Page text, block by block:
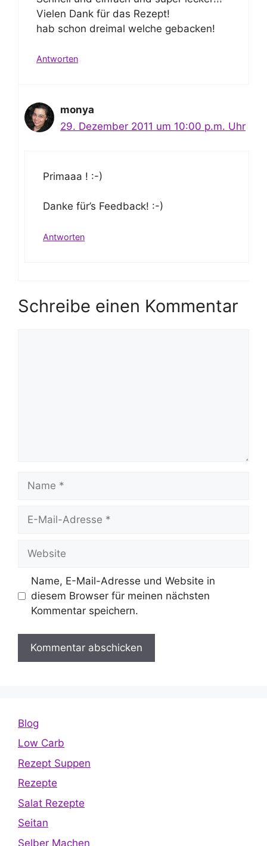
Vielen Dank für das Rezept!
hab schon dreimal welche gebacken!
Antworten
monya
29. Dezember 2011 um 10:00 p.m. Uhr
Primaaa ! :-)
Danke für’s Feedback! :-)
Antworten
Schreibe einen Kommentar
Name
Website
Name, E-Mail-Adresse und Website in
diesem Browser für meinen nächsten
Kommentar speichern.
Blog
Low Carb
Rezept Suppen
Rezepte
Salat Rezepte
Seitan
Selber Machen